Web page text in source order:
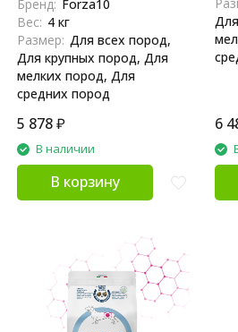
Бренд: Forza10
Вес: 4 кг
Размер: Для всех пород,
Для крупных пород, Для
мелких пород, Для
средних пород
5 878₽
В наличии
В корзину
6